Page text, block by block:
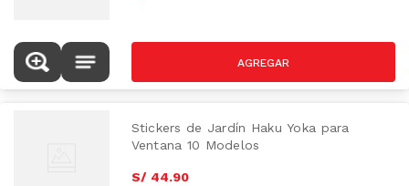
Stickers de Jardín Haku Yoka para
Ventana 10 Modelos
S/ 44.90